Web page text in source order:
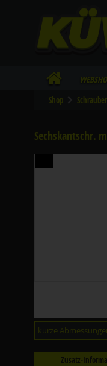
Shop
Sechskantschr.
kurze
Zusatz-